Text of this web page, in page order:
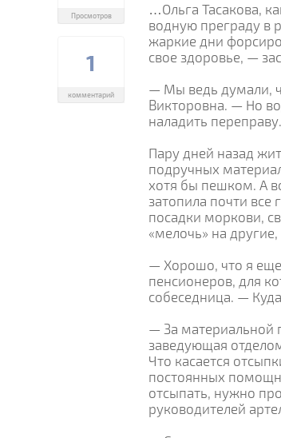
Просмотров
1
комментарий
…Ольга Тасакова,
водную преграду в
жаркие дни
свое здоровье, —
— Мы ведь думали,
Викторовна. — Но
наладить переправу.
Пару дней назад
подручных
хотя бы пешком. А
затопила почти все
посадки моркови,
«мелочь» на
— Хорошо, что я
пенсионеров, для
собеседница. —
— За материальной
заведующая
Что касается
постоянных
отсыпать, нужно
руководителей